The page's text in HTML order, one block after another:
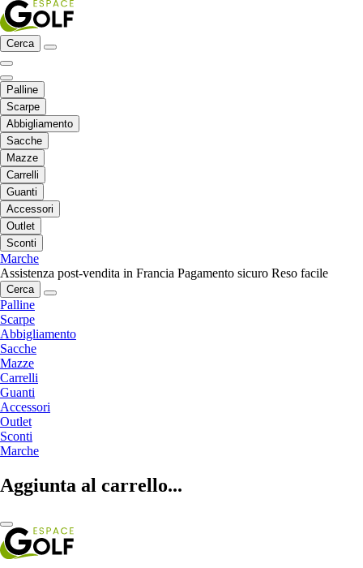
Cerca
Palline
Scarpe
Abbigliamento
Sacche
Mazze
Carrelli
Guanti
Accessori
Outlet
Sconti
Marche
Assistenza post-vendita in Francia Pagamento sicuro Reso facile
Cerca
Palline
Scarpe
Abbigliamento
Sacche
Mazze
Carrelli
Guanti
Accessori
Outlet
Sconti
Marche
Aggiunta al carrello...